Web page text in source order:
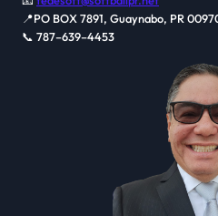
📍PO BOX 7891, Guaynabo, PR
📞 787–639–4453